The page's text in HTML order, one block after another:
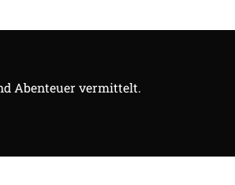
Abenteuer vermittelt.